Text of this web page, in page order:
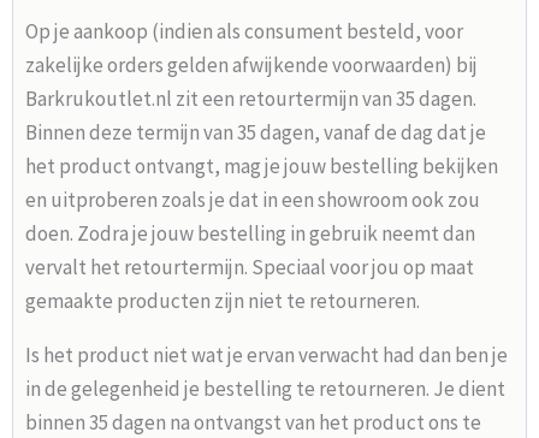
Op je aankoop (indien als consument besteld, voor
zakelijke orders gelden afwijkende voorwaarden) bij
Barkrukoutlet.nl zit een retourtermijn van 35 dagen.
Binnen deze termijn van 35 dagen, vanaf de dag dat je
het product ontvangt, mag je jouw bestelling bekijken
en uitproberen zoals je dat in een showroom ook zou
doen. Zodra je jouw bestelling in gebruik neemt dan
vervalt het retourtermijn. Speciaal voor jou op maat
gemaakte producten zijn niet te retourneren.
Is het product niet wat je ervan verwacht had dan ben je
in de gelegenheid je bestelling te retourneren. Je dient
binnen 35 dagen na ontvangst van het product ons te